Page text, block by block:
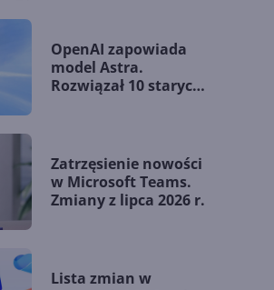
OpenAI zapowiada
model Astra.
Rozwiązał 10 starych
Zatrzęsienie nowości
w Microsoft Teams.
Zmiany z lipca 2026 r.
Lista zmian w